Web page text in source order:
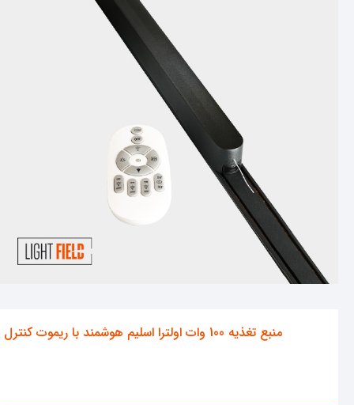
منبع تغذیه 100 وات اولترا اسلیم هوشمند با ریموت کنترل